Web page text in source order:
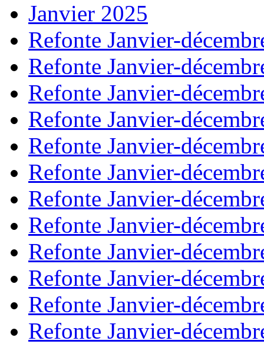
Janvier 2025
Refonte Janvier-
Refonte Janvier-
Refonte Janvier-
Refonte Janvier-
Refonte Janvier-
Refonte Janvier-
Refonte Janvier-
Refonte Janvier-
Refonte Janvier-
Refonte Janvier-
Refonte Janvier-
Refonte Janvier-